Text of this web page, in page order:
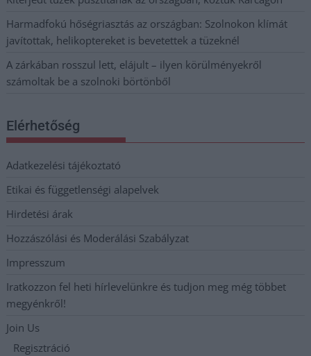
Harmadfokú hőségriasztás az országban: Szolnokon klímát
javítottak, helikoptereket is bevetettek a tüzeknél
A zárkában rosszul lett, elájult – ilyen körülményekről
számoltak be a szolnoki börtönből
Elérhetőség
Adatkezelési tájékoztató
Etikai és függetlenségi alapelvek
Hirdetési árak
Hozzászólási és Moderálási Szabályzat
Impresszum
Iratkozzon fel heti hírlevelünkre és tudjon meg még többet
megyénkről!
Join Us
Regisztráció